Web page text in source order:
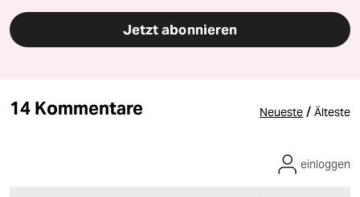
Jetzt abonnieren
14 Kommentare Neueste / Älteste
einloggen